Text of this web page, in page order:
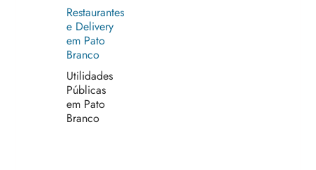
Restaurantes
e Delivery
em Pato
Branco
Utilidades
Públicas
em Pato
Branco